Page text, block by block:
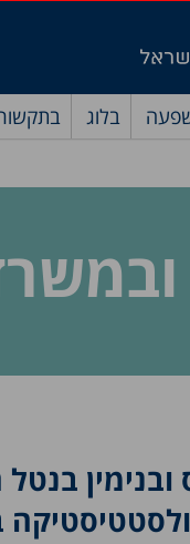
בלוג
ובנימין